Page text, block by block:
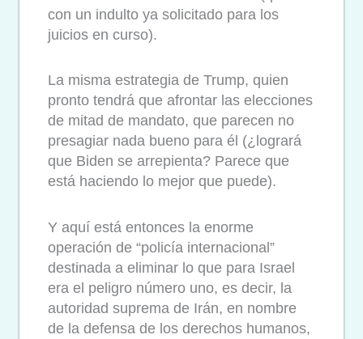
con un indulto ya solicitado para los
juicios en curso).
La misma estrategia de Trump, quien
pronto tendrá que afrontar las elecciones
de mitad de mandato, que parecen no
presagiar nada bueno para él (¿logrará
que Biden se arrepienta? Parece que
está haciendo lo mejor que puede).
Y aquí está entonces la enorme
operación de “policía internacional”
destinada a eliminar lo que para Israel
era el peligro número uno, es decir, la
autoridad suprema de Irán, en nombre
de la defensa de los derechos humanos,